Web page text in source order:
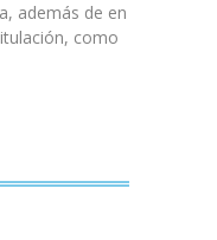
además de en
como